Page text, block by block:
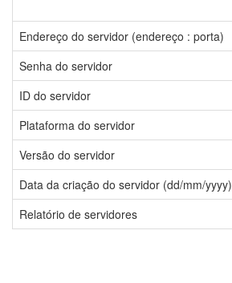
Endereço do servidor (endereço : porta)
Senha do servidor
ID do servidor
Plataforma do servidor
Versão do servidor
Data da criação do servidor (dd/mm/yyyy)
Relatório de servidores